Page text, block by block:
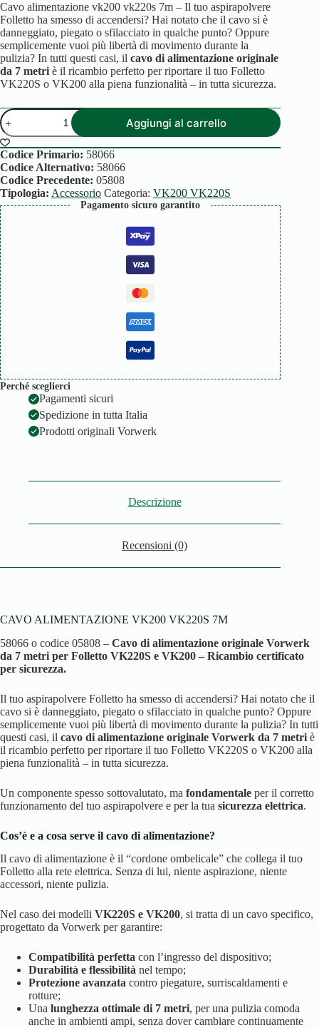
Cavo alimentazione vk200 vk220s 7m – Il tuo aspirapolvere
Folletto ha smesso di accendersi? Hai notato che il cavo si è
danneggiato, piegato o sfilacciato in qualche punto? Oppure
semplicemente vuoi più libertà di movimento durante la
pulizia? In tutti questi casi, il cavo di alimentazione originale
da 7 metri è il ricambio perfetto per riportare il tuo Folletto
VK220S o VK200 alla piena funzionalità – in tutta sicurezza.
CAVO
ALIMENTAZIONE
VK200
VK220S
7M
quantità
Aggiungi al carrello
Codice Primario: 58066
Codice Alternativo: 58066
Codice Precedente: 05808
Tipologia: Accessorio Categoria: VK200 VK220S
Pagamento sicuro garantito
Perché sceglierci
Pagamenti sicuri
Spedizione in tutta Italia
Prodotti originali Vorwerk
Descrizione
Recensioni (0)
CAVO ALIMENTAZIONE VK200 VK220S 7M
58066 o codice 05808 – Cavo di alimentazione originale Vorwerk
da 7 metri per Folletto VK220S e VK200 – Ricambio certificato
per sicurezza.
Il tuo aspirapolvere Folletto ha smesso di accendersi? Hai notato che il
cavo si è danneggiato, piegato o sfilacciato in qualche punto? Oppure
semplicemente vuoi più libertà di movimento durante la pulizia? In tutti
questi casi, il cavo di alimentazione originale Vorwerk da 7 metri è
il ricambio perfetto per riportare il tuo Folletto VK220S o VK200 alla
piena funzionalità – in tutta sicurezza.
Un componente spesso sottovalutato, ma fondamentale per il corretto
funzionamento del tuo aspirapolvere e per la tua sicurezza elettrica.
Cos’è e a cosa serve il cavo di alimentazione?
Il cavo di alimentazione è il “cordone ombelicale” che collega il tuo
Folletto alla rete elettrica. Senza di lui, niente aspirazione, niente
accessori, niente pulizia.
Nel caso dei modelli VK220S e VK200, si tratta di un cavo specifico,
progettato da Vorwerk per garantire:
Compatibilità perfetta con l’ingresso del dispositivo;
Durabilità e flessibilità nel tempo;
Protezione avanzata contro piegature, surriscaldamenti e
rotture;
Una lunghezza ottimale di 7 metri, per una pulizia comoda
anche in ambienti ampi, senza dover cambiare continuamente